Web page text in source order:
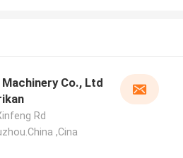
Machinery Co., Ltd
Rd
,Cina